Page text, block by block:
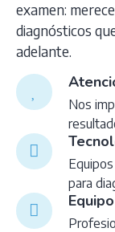
examen:
diagnósticos
adelante.
Nos
para